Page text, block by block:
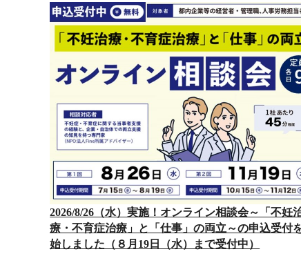
2026/8/26（水）実施！オンライン相談会～「不妊
療・不育症治療」と「仕事」の両立～の申込受付
始しました（８月19日（水）まで受付中）